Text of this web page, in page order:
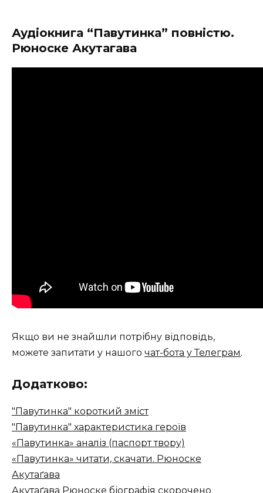
Аудіокнига “Павутинка” повністю.
Рюноске Акутагава
Якщо ви не знайшли потрібну відповідь,
можете запитати у нашого чат-бота у Телеграм.
Додатково:
"Павутинка" короткий зміст
"Павутинка" характеристика героїв
«Павутинка» аналіз (паспорт твору)
«Павутинка» читати, скачати. Рюноске
Акутаґава
Акутаґава Рюноске біографія скорочено